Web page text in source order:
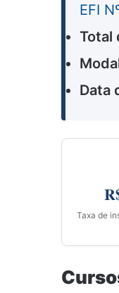
EFI
Total
Data
Taxa de